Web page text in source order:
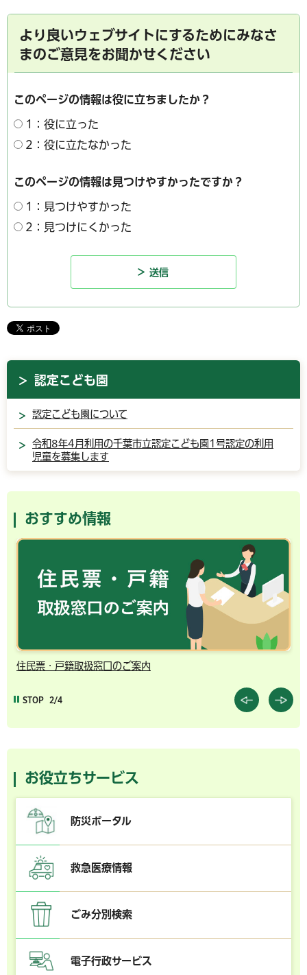
より良いウェブサイトにするためにみなさ
まのご意見をお聞かせください
このページの情報は役に立ちましたか？
1：役に立った
2：役に立たなかった
このページの情報は見つけやすかったですか？
1：見つけやすかった
2：見つけにくかった
認定こども園
認定こども園について
令和8年4月利用の千葉市立認定こども園1号認定の利用
児童を募集します
おすすめ情報
住民票・戸籍取扱窓口のご案内
STOP 2/4
お役立ちサービス
防災ポータル
救急医療情報
ごみ分別検索
電子行政サービス